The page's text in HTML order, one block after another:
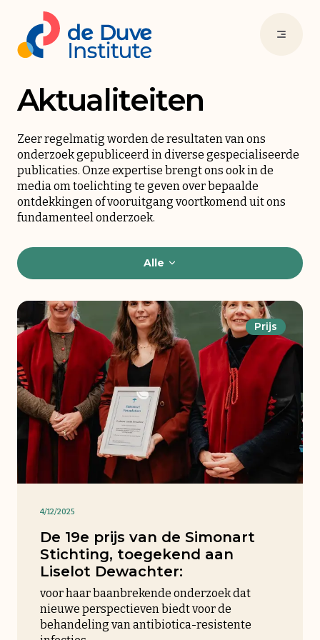
Aktualiteiten
Zeer regelmatig worden de resultaten van ons
onderzoek gepubliceerd in diverse gespecialiseerde
publicaties. Onze expertise brengt ons ook in de
media om toelichting te geven over bepaalde
ontdekkingen of vooruitgang voortkomend uit ons
fundamenteel onderzoek.
Alle
Prijs
4/12/2025
De 19e prijs van de Simonart
Stichting, toegekend aan
Liselot Dewachter:
voor haar baanbrekende onderzoek dat
nieuwe perspectieven biedt voor de
behandeling van antibiotica-resistente